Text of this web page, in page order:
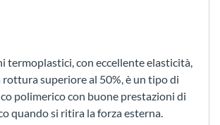
termoplastici, con eccellente elasticità,
superiore al 50%, è un tipo di
polimerico con buone prestazioni di
quando si ritira la forza esterna.